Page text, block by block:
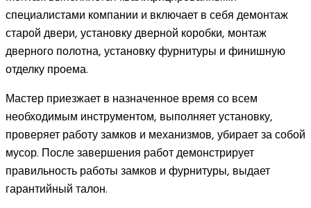
специалистами компании и включает в себя демонтаж
старой двери, установку дверной коробки, монтаж
дверного полотна, установку фурнитуры и финишную
отделку проема.
Мастер приезжает в назначенное время со всем
необходимым инструментом, выполняет установку,
проверяет работу замков и механизмов, убирает за собой
мусор. После завершения работ демонстрирует
правильность работы замков и фурнитуры, выдает
гарантийный талон.